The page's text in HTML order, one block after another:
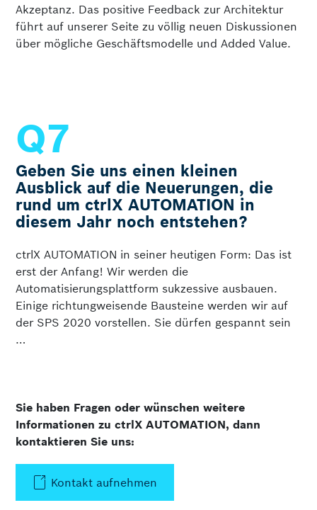
Akzeptanz. Das positive Feedback zur Architektur
führt auf unserer Seite zu völlig neuen Diskussionen
über mögliche Geschäftsmodelle und Added Value.
Geben Sie uns einen kleinen
Ausblick auf die Neuerungen, die
rund um ctrlX AUTOMATION in
diesem Jahr noch entstehen?
ctrlX AUTOMATION in seiner heutigen Form: Das ist
erst der Anfang! Wir werden die
Automatisierungsplattform sukzessive ausbauen.
Einige richtungweisende Bausteine werden wir auf
der SPS 2020 vorstellen. Sie dürfen gespannt sein
…
Sie haben Fragen oder wünschen weitere
Informationen zu ctrlX AUTOMATION, dann
kontaktieren Sie uns:
Kontakt aufnehmen